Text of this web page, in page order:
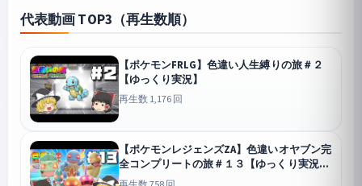
代表動画 TOP3（再生数順）
【ポケモンFRLG】色違い人生縛りの旅＃２
【ゆっくり実況】
再生数 1,176 回
【ポケモンレジェンズZA】色違いオヤブン完
全コンプリートの旅＃１３【ゆっくり実況】
Pokémon LE